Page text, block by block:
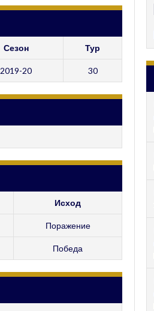
Сезон Тур
2019-20 30
Исход
Поражение
Победа